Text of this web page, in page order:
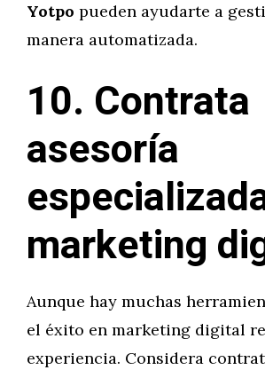
Yotpo pueden ayudarte a
manera automatizada.
10. Contrata
asesoría
marketing
Aunque hay muchas
el éxito en marketing digital
experiencia. Considera